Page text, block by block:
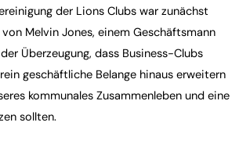
der Lions Clubs war zunächst
Melvin Jones, einem Geschäftsmann
Überzeugung, dass Business-Clubs
geschäftliche Belange hinaus erweitern
kommunales Zusammenleben und eine
sollten.